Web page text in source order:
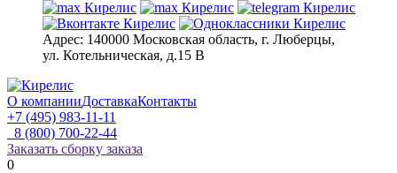
Адрес: 140000 Московская область, г. Люберцы,
ул. Котельническая, д.15 В
О компанииДоставкаКонтакты
+7 (495) 983-11-11
8 (800) 700-22-44
Заказать сборку заказа
0